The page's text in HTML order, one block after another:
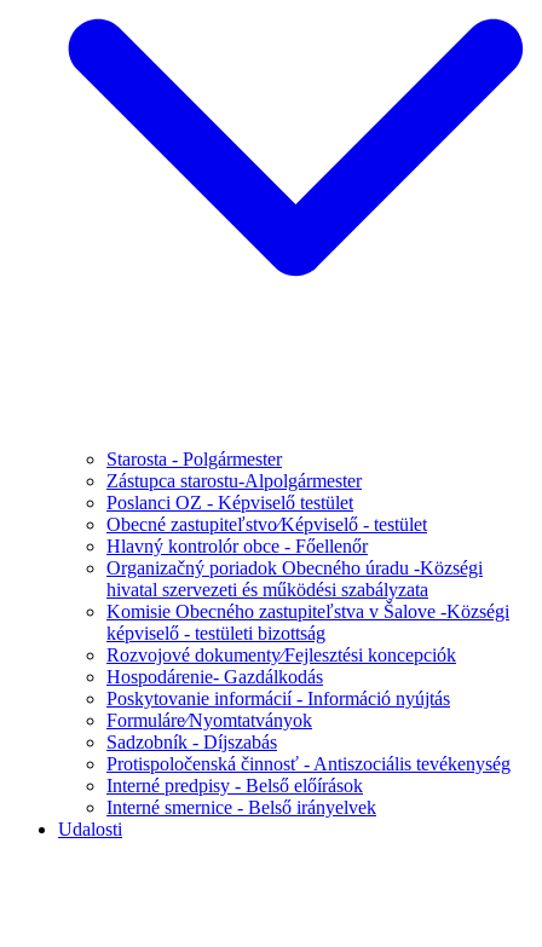
Starosta - Polgármester
Zástupca starostu-Alpolgármester
Poslanci OZ - Képviselő testület
Obecné zastupiteľstvo⁄Képviselő - testület
Hlavný kontrolór obce - Főellenőr
Organizačný poriadok Obecného úradu -Községi
hivatal szervezeti és működési szabályzata
Komisie Obecného zastupiteľstva v Šalove -Községi
képviselő - testületi bizottság
Rozvojové dokumenty⁄Fejlesztési koncepciók
Hospodárenie- Gazdálkodás
Poskytovanie informácií - Információ nyújtás
Formuláre⁄Nyomtatványok
Sadzobník - Díjszabás
Protispoločenská činnosť - Antiszociális tevékenység
Interné predpisy - Belső előírások
Interné smernice - Belső irányelvek
Udalosti